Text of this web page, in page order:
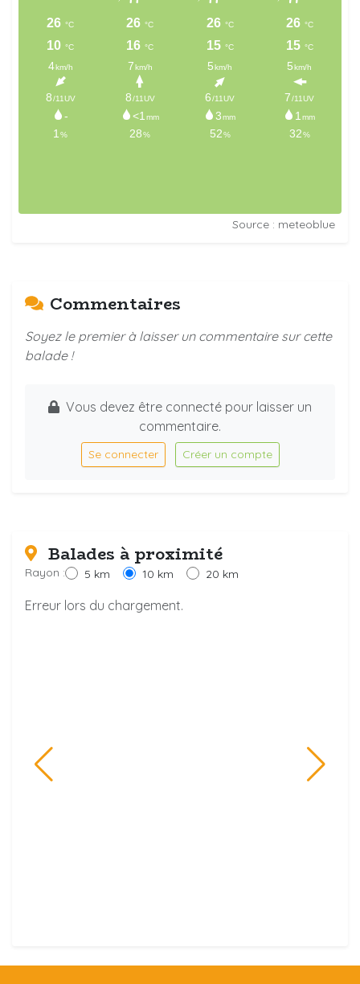
Source : meteoblue
Commentaires
Soyez le premier à laisser un commentaire sur cette
balade !
Vous devez être connecté pour laisser un
commentaire.
Se connecter Créer un compte
Balades à proximité
Rayon : 5 km 10 km 20 km
Erreur lors du chargement.